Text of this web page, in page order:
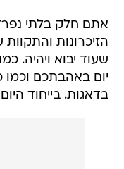
אתם חלק בלתי
הזיכרונות
שעוד יבוא ויהיה.
יום באהבתכם
בדאגות. בייחוד